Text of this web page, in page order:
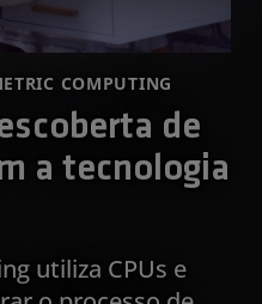
COMPUTING
de
a tecnologia
utiliza CPUs e